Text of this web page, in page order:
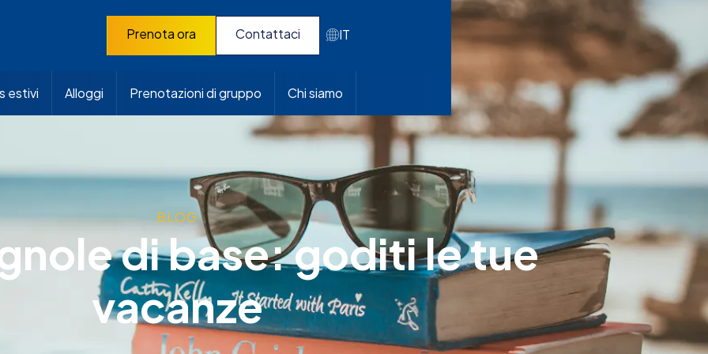
Prenota ora Contattaci IT
estivi Alloggi Prenotazioni di gruppo Chi siamo
BLOG
di base: goditi le tue
vacanze